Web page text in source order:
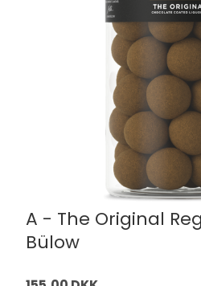
A - The Original
Bülow